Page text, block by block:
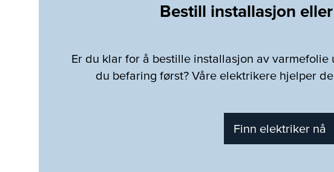
Bestill installasjon
Er du klar for å bestille installasjon av
du befaring først? Våre elektrikere hjelper
Finn elektriker nå